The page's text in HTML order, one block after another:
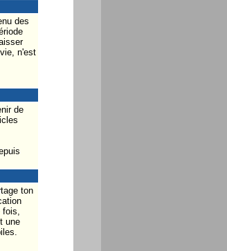
des
n'est
de
ton
une